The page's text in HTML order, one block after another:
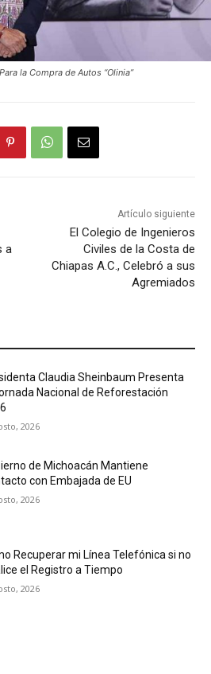
la Compra de Autos “Olinia”
a
Artículo siguiente
El Colegio de Ingenieros
Civiles de la Costa de
Chiapas A.C., Celebró a sus
Agremiados
Claudia Sheinbaum Presenta
Nacional de Reforestación
2026
de Michoacán Mantiene
con Embajada de EU
2026
Recuperar mi Línea Telefónica si no
el Registro a Tiempo
2026